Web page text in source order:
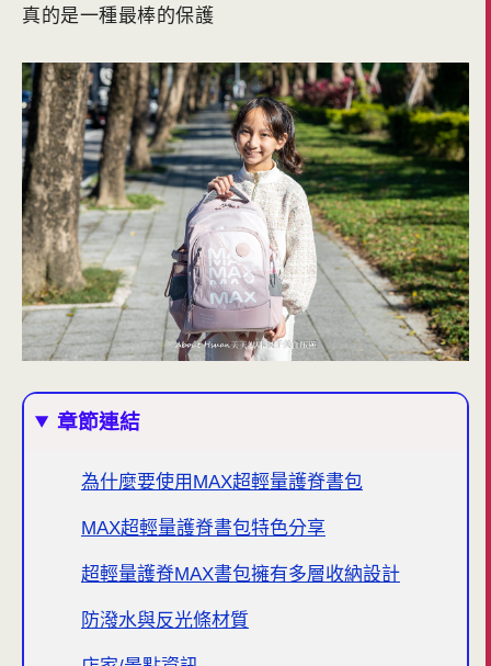
真的是一種最棒的保護
章節連結
為什麼要使用MAX超輕量護脊書包
MAX超輕量護脊書包特色分享
超輕量護脊MAX書包擁有多層收納設計
防潑水與反光條材質